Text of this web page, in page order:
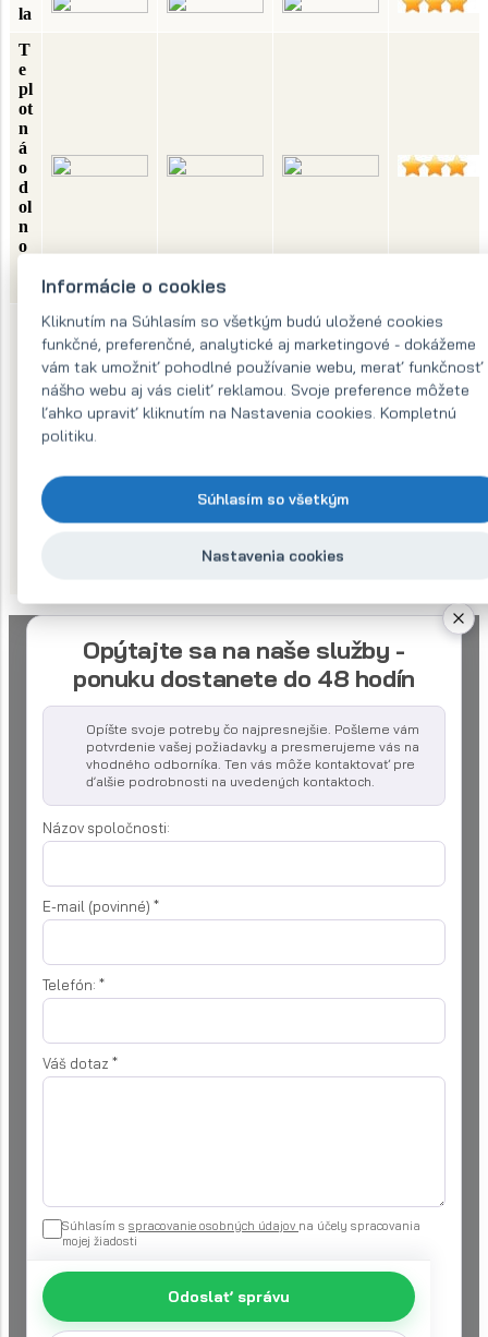
la
T
e
pl
ot
n
á
o
d
ol
n
o
Opýtajte sa na naše služby -
ponuku dostanete do 48 hodín
Opíšte svoje potreby čo najpresnejšie. Pošleme vám
potvrdenie vašej požiadavky a presmerujeme vás na
vhodného odborníka. Ten vás môže kontaktovať pre
ďalšie podrobnosti na uvedených kontaktoch.
Názov spoločnosti:
E-mail (povinné) *
Telefón: *
Váš dotaz *
Súhlasím s spracovanie osobných údajov na účely spracovania
mojej žiadosti
Odoslať správu
Informácie o cookies
Kliknutím na Súhlasím so všetkým budú uložené cookies
funkčné, preferenčné, analytické aj marketingové - dokážeme
vám tak umožniť pohodlné používanie webu, merať funkčnosť
nášho webu aj vás cieliť reklamou. Svoje preference môžete
ľahko upraviť kliknutím na Nastavenia cookies. Kompletnú
politiku.
Súhlasím so všetkým
Nastavenia cookies